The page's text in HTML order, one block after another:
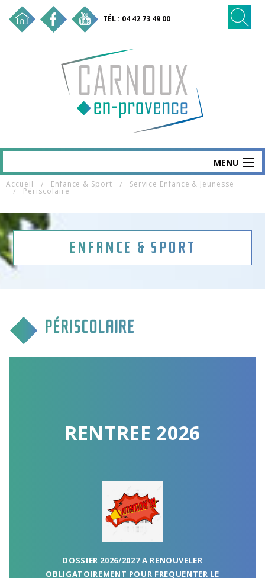
TÉL : 04 42 73 49 00
MENU
CARNOUX
MAIRIE & SERVICES
SANTÉ & SOCIAL
VIE ÉCO & EMPLOI
VIE ASSOCIATIVE
Accueil Enfance & Sport Service Enfance & Jeunesse
Périscolaire
ENFANCE & SPORT
PÉRISCOLAIRE
RENTREE 2026
DOSSIER 2026/2027 A RENOUVELER
OBLIGATOIREMENT POUR FREQUENTER LE